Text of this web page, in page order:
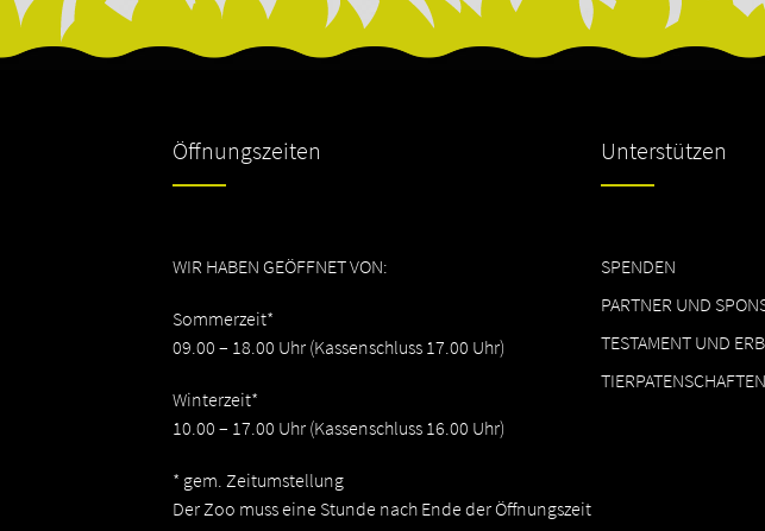
Öffnungszeiten
WIR HABEN GEÖFFNET VON:
Sommerzeit*
09.00 – 18.00 Uhr (Kassenschluss 17.00 Uhr)
Winterzeit*
10.00 – 17.00 Uhr (Kassenschluss 16.00 Uhr)
* gem. Zeitumstellung
Der Zoo muss eine Stunde nach Ende der Öffnungszeit
Unterstützen
SPENDEN
PARTNER UND
TESTAMENT UND
TIERPATENSCHAFTEN